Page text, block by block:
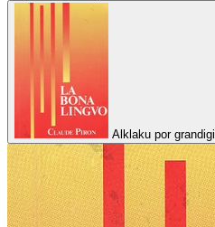
Alklaku por grandigi